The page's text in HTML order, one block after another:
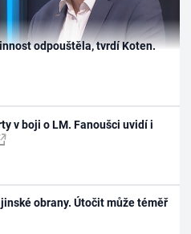
odpouštěla, tvrdí Koten.
v boji o LM. Fanoušci uvidí i
obrany. Útočit může téměř